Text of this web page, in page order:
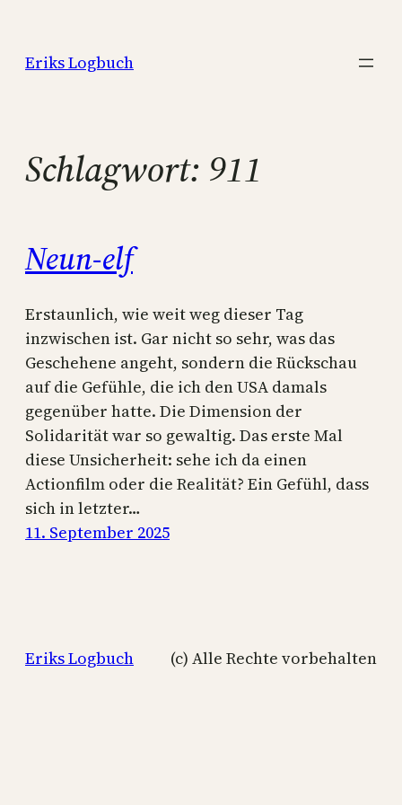
springen
Eriks Logbuch
Schlagwort: 911
Neun-elf
Erstaunlich, wie weit weg dieser Tag
inzwischen ist. Gar nicht so sehr, was das
Geschehene angeht, sondern die Rückschau
auf die Gefühle, die ich den USA damals
gegenüber hatte. Die Dimension der
Solidarität war so gewaltig. Das erste Mal
diese Unsicherheit: sehe ich da einen
Actionfilm oder die Realität? Ein Gefühl, dass
sich in letzter…
11. September 2025
Eriks Logbuch (c) Alle Rechte vorbehalten